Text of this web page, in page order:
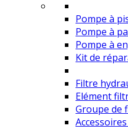
Pompe à
Pompe à
Pompe à
Kit de
Filtre
Elément
Groupe de